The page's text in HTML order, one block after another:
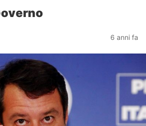
6 anni fa